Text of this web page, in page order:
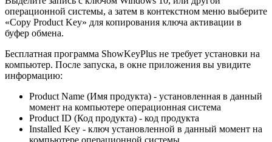
операционной системы, а затем в контекстном меню выберите
«Copy Product Key» для копирования ключа активации в
буфер обмена.
Бесплатная программа ShowKeyPlus не требует установки на
компьютер. После запуска, в окне приложения вы увидите
информацию:
Product Name (Имя продукта) - установленная в данный
момент на компьютере операционная система
Product ID (Код продукта) - код продукта
Installed Key - ключ установленной в данный момент на
компьютере операционной системы